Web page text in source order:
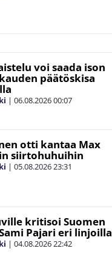
voi saada ison
päätöskisa
| 06.08.202600:07
otti kantaa Max
siirtohuhuihin
| 05.08.202623:31
kritisoi Suomen
Pajari eri linjoilla
| 04.08.202622:42